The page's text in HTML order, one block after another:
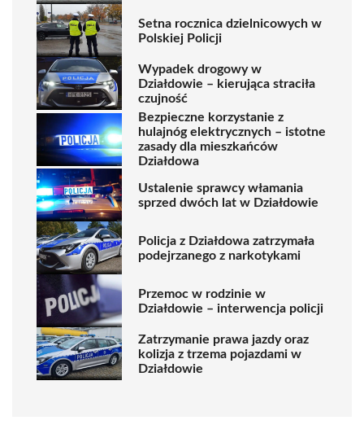
Setna rocznica dzielnicowych w
Polskiej Policji
Wypadek drogowy w
Działdowie – kierująca straciła
czujność
Bezpieczne korzystanie z
hulajnóg elektrycznych – istotne
zasady dla mieszkańców
Działdowa
Ustalenie sprawcy włamania
sprzed dwóch lat w Działdowie
Policja z Działdowa zatrzymała
podejrzanego z narkotykami
Przemoc w rodzinie w
Działdowie – interwencja policji
Zatrzymanie prawa jazdy oraz
kolizja z trzema pojazdami w
Działdowie